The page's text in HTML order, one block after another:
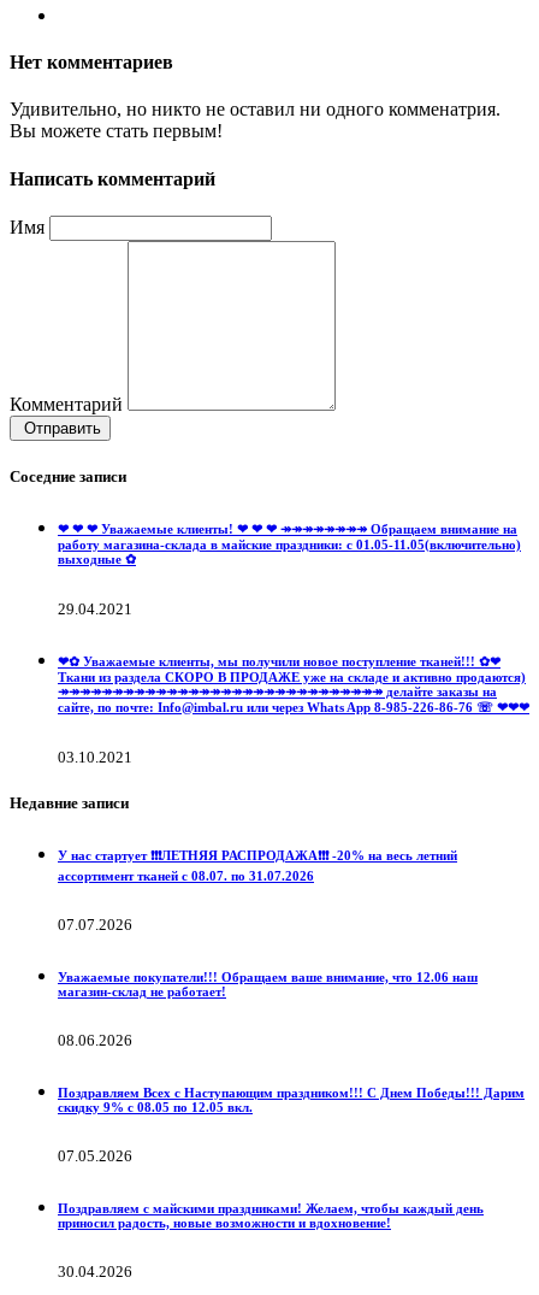
Нет комментариев
Удивительно, но никто не оставил ни одного комменатрия.
Вы можете стать первым!
Написать комментарий
Имя
Комментарий
Отправить
Соседние записи
❤ ❤ ❤ Уважаемые клиенты! ❤ ❤ ❤ ↠↠↠↠↠↠↠↠ Обращаем внимание на
работу магазина-склада в майские праздники: с 01.05-11.05(включительно)
выходные ✿
29.04.2021
❤✿ Уважаемые клиенты, мы получили новое поступление тканей!!! ✿❤
Ткани из раздела СКОРО В ПРОДАЖЕ уже на складе и активно продаются)
↠↠↠↠↠↠↠↠↠↠↠↠↠↠↠↠↠↠↠↠↠↠↠↠↠↠↠↠↠↠ делайте заказы на
сайте, по почте: Info@imbal.ru или через Whats App 8-985-226-86-76 ☏ ❤❤❤
03.10.2021
Недавние записи
У нас стартует ❗️❗️❗️ЛЕТНЯЯ РАСПРОДАЖА❗️❗️❗️ -20% на весь летний
ассортимент тканей с 08.07. по 31.07.2026
07.07.2026
Уважаемые покупатели!!! Обращаем ваше внимание, что 12.06 наш
магазин-склад не работает!
08.06.2026
Поздравляем Всех с Наступающим праздником!!! С Днем Победы!!! Дарим
скидку 9% с 08.05 по 12.05 вкл.
07.05.2026
Поздравляем с майскими праздниками! Желаем, чтобы каждый день
приносил радость, новые возможности и вдохновение!
30.04.2026